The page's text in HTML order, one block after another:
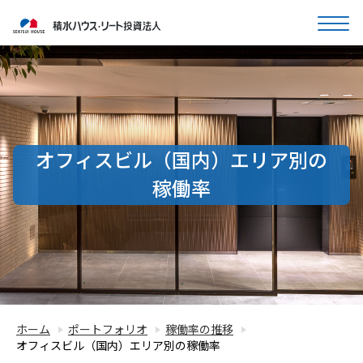
オフィスビル（国内）エリア別の
稼働率
ホーム ポートフォリオ
稼働率の推移
オフィスビル（国内）エリア別の稼働率